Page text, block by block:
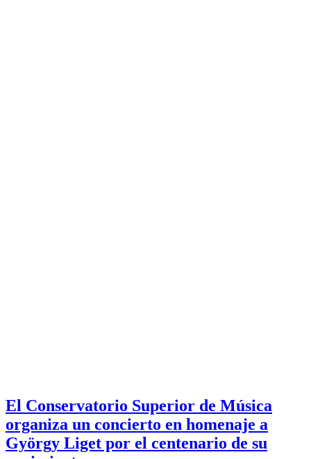
El Conservatorio Superior de Música
organiza un concierto en homenaje a
György Liget por el centenario de su